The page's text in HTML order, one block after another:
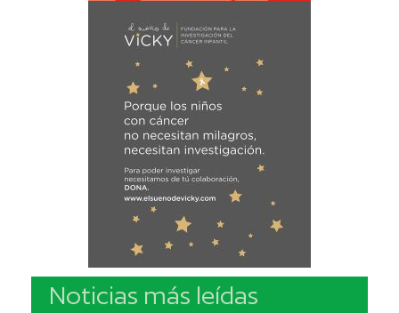
Noticias más leídas